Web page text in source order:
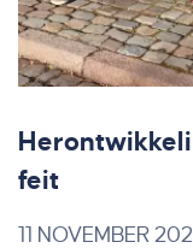
feit
11 NOVEMBER